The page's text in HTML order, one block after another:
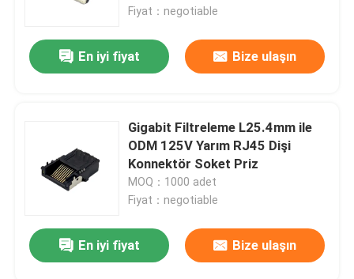
Fiyat：negotiable
En iyi fiyat Bize ulaşın
Gigabit Filtreleme L25.4mm ile
ODM 125V Yarım RJ45 Dişi
Konnektör Soket Priz
MOQ：1000 adet
Fiyat：negotiable
En iyi fiyat Bize ulaşın